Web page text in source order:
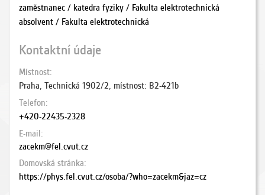
zaměstnanec / katedra fyziky / Fakulta elektrotechnická
absolvent / Fakulta elektrotechnická
Kontaktní údaje
Místnost
Praha, Technická 1902/2, místnost: B2-421b
Telefon
+420-22435-2328
E-mail
zacekm@fel.cvut.cz
Domovská stránka
https://phys.fel.cvut.cz/osoba/?who=zacekm&jaz=cz